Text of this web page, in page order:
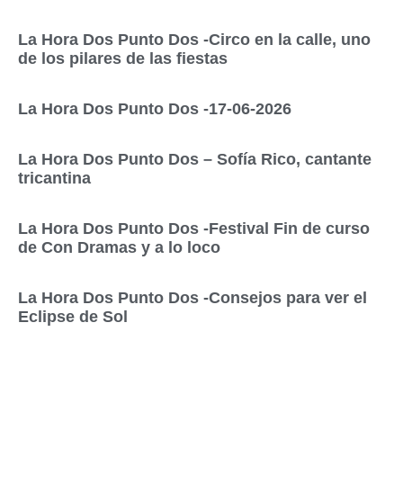
La Hora Dos Punto Dos -Circo en la calle, uno
de los pilares de las fiestas
La Hora Dos Punto Dos -17-06-2026
La Hora Dos Punto Dos – Sofía Rico, cantante
tricantina
La Hora Dos Punto Dos -Festival Fin de curso
de Con Dramas y a lo loco
La Hora Dos Punto Dos -Consejos para ver el
Eclipse de Sol